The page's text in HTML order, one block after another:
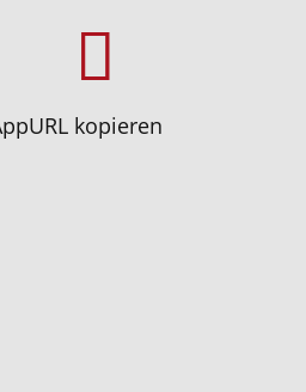
URL kopieren